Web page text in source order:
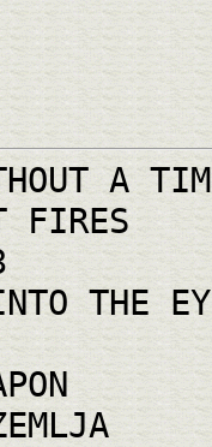
A
FIRES
THE